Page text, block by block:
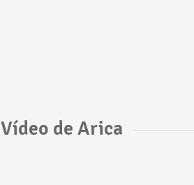
Vídeo de Arica